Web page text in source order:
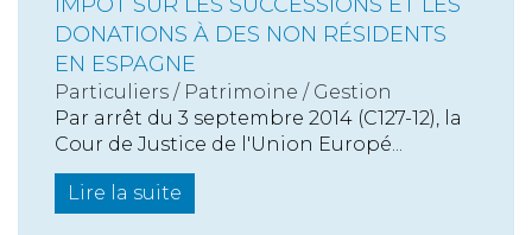
DONATIONS À DES NON RÉSIDENTS
EN ESPAGNE
Particuliers / Patrimoine / Gestion
Par arrêt du 3 septembre 2014 (C127-12), la
Cour de Justice de l'Union Europé...
Lire la suite